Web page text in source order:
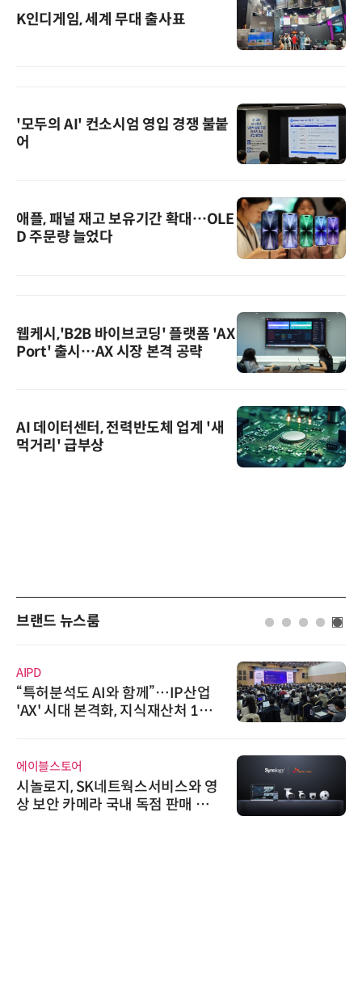
K인디게임, 세계 무대 출사표
'모두의 AI' 컨소시엄 영입 경쟁 불붙
어
애플, 패널 재고 보유기간 확대…OLE
D 주문량 늘었다
웹케시,'B2B 바이브코딩' 플랫폼 'AX
Port' 출시…AX 시장 본격 공략
AI 데이터센터, 전력반도체 업계 '새
먹거리' 급부상
브랜드 뉴스룸
AIPD
“특허분석도 AI와 함께”…IP산업
'AX' 시대 본격화, 지식재산처 1호
에이블스토어
시놀로지, SK네트웍스서비스와 영
상 보안 카메라 국내 독점 판매 파